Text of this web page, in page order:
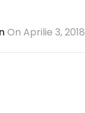
On Aprilie 3, 2018